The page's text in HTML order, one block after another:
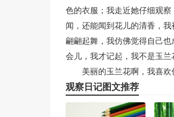
色的衣服；我走近她仔细观
闻，还能闻到花儿的清香，
翩翩起舞，我仿佛觉得自己
会儿，我才记起，我不是玉兰
美丽的玉兰花啊，我喜欢
观察日记图文推荐